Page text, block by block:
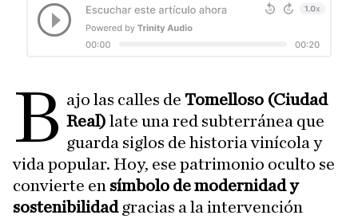
B ajo las calles de Tomelloso (Ciudad
Real) late una red subterránea que
guarda siglos de historia vinícola y
vida popular. Hoy, ese patrimonio oculto se
convierte en símbolo de modernidad y
sostenibilidadgracias a la intervención